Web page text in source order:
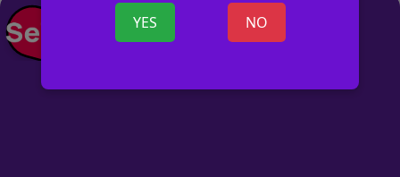
YES NO+ SKELBIMĄ